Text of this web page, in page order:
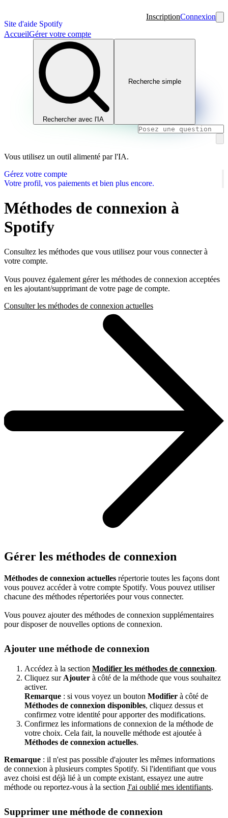
Site d'aide Spotify
InscriptionConnexion
AccueilGérer votre compte
Rechercher avec l'IA
Recherche simple
Vous utilisez un outil alimenté par l'IA.
Gérez votre compte
Votre profil, vos paiements et bien plus encore.
Méthodes de connexion à
Spotify
Consultez les méthodes que vous utilisez pour vous connecter à
votre compte.
Vous pouvez également gérer les méthodes de connexion acceptées
en les ajoutant/supprimant de votre page de compte.
Consulter les méthodes de connexion actuelles
Gérer les méthodes de connexion
Méthodes de connexion actuelles répertorie toutes les façons dont
vous pouvez accéder à votre compte Spotify. Vous pouvez utiliser
chacune des méthodes répertoriées pour vous connecter.
Vous pouvez ajouter des méthodes de connexion supplémentaires
pour disposer de nouvelles options de connexion.
Ajouter une méthode de connexion
Accédez à la section Modifier les méthodes de connexion.
Cliquez sur Ajouter à côté de la méthode que vous souhaitez
activer.
Remarque : si vous voyez un bouton Modifier à côté de
Méthodes de connexion disponibles, cliquez dessus et
confirmez votre identité pour apporter des modifications.
Confirmez les informations de connexion de la méthode de
votre choix. Cela fait, la nouvelle méthode est ajoutée à
Méthodes de connexion actuelles.
Remarque : il n'est pas possible d'ajouter les mêmes informations
de connexion à plusieurs comptes Spotify. Si l'identifiant que vous
avez choisi est déjà lié à un compte existant, essayez une autre
méthode ou reportez-vous à la section J'ai oublié mes identifiants.
Supprimer une méthode de connexion